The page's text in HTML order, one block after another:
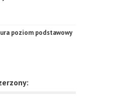
poziom podstawowy